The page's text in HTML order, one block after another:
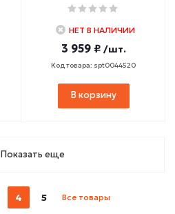
НЕТ В НАЛИЧИИ
3 959 ₽ /шт.
Код товара: spt0044520
В корзину
Показать еще
4 5 Все товары